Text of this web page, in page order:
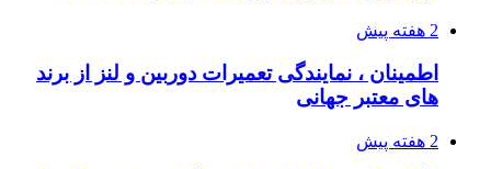
2 هفته پیش
اطمینان ، نمایندگی تعمیرات دوربین و لنز از برند
های معتبر جهانی
2 هفته پیش